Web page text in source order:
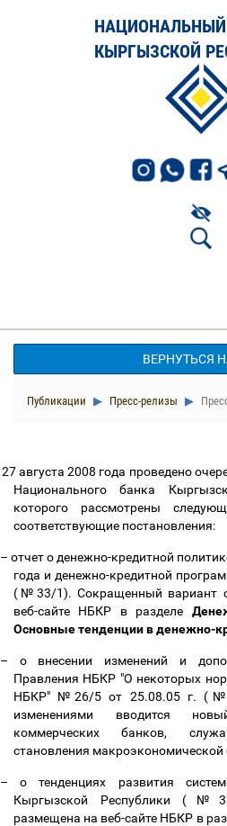
КЫРГЫЗСКОЙ
ВЕРНУТЬСЯ
Публикации Пресс-релизы
27 августа 2008 года проведено
Национального банка
которого рассмотрены
соответствующие постановления:
– отчет о денежно-кредитной
года и денежно-кредитной
(№33/1). Сокращенный вариант
веб-сайте НБКР в разделе
Основные тенденции в денежно-
–
о внесении изменений и
Правления НБКР "О некоторых
НБКР" №26/5 от 25.08.05 г. (№
изменениями вводится
коммерческих банков,
становления макроэкономической
–
о тенденциях развития
Кыргызской Республики
размещена на веб-сайте НБКР в